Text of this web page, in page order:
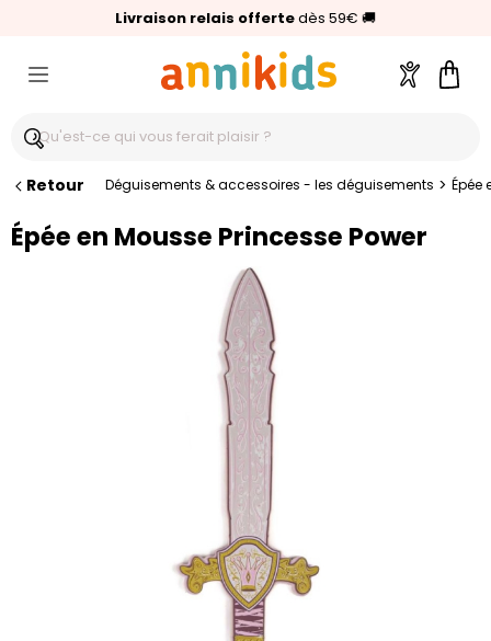
Livraison relais offertedès 59€ 🚚
🥇Palmarès Capital 2025 :Annikids N°1
⭐⭐⭐⭐⭐4,6/5(24 000 avis clients)
Compte
Retour Déguisements & accessoires - les déguisements > Épée
Épée en Mousse Princesse Power